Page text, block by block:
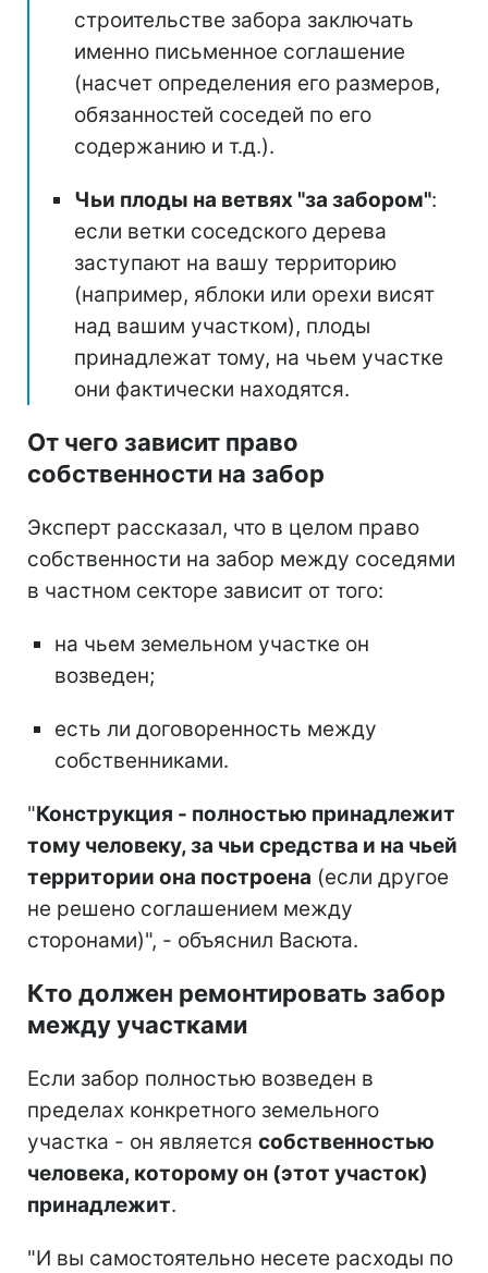
строительстве забора заключать
именно письменное соглашение
(насчет определения его размеров,
обязанностей соседей по его
содержанию и т.д.).
Чьи плоды на ветвях "за забором":
если ветки соседского дерева
заступают на вашу территорию
(например, яблоки или орехи висят
над вашим участком), плоды
принадлежат тому, на чьем участке
они фактически находятся.
От чего зависит право
собственности на забор
Эксперт рассказал, что в целом право
собственности на забор между соседями
в частном секторе зависит от того:
на чьем земельном участке он
возведен;
есть ли договоренность между
собственниками.
"Конструкция - полностью принадлежит
тому человеку, за чьи средства и на чьей
территории она построена (если другое
не решено соглашением между
сторонами)", - объяснил Васюта.
Кто должен ремонтировать забор
между участками
Если забор полностью возведен в
пределах конкретного земельного
участка - он является собственностью
человека, которому он (этот участок)
принадлежит.
"И вы самостоятельно несете расходы по